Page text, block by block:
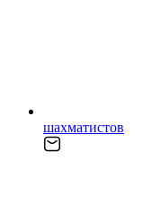
шахматистов